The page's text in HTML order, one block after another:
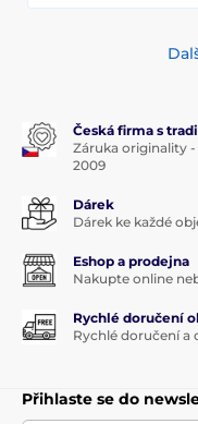
Česká firma s
Záruka originality
2009
Dárek
Dárek ke každé
Eshop a prodejna
Nakupte online
Rychlé doručení
Rychlé doručení a
Přihlaste se do